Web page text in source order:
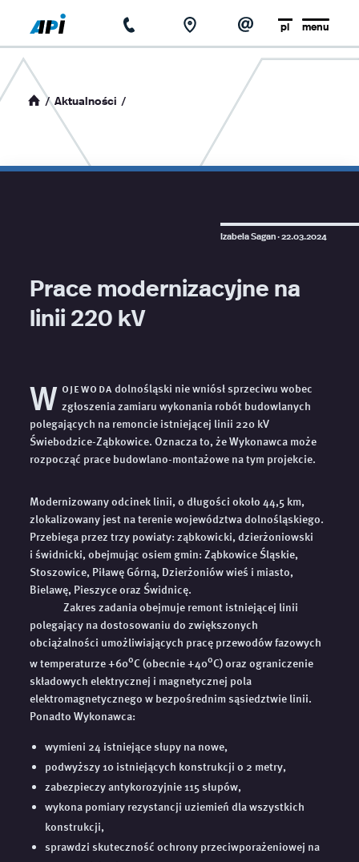
menu
pl
strona główna
aktualności
Aktualności
Izabela Sagan ·22.03.2024
Prace modernizacyjne na
linii 220 kV
W ojewoda dolnośląski nie wniósł sprzeciwu wobec
zgłoszenia zamiaru wykonania robót budowlanych
polegających na remoncie istniejącej linii 220 kV
Świebodzice-Ząbkowice. Oznacza to, że Wykonawca może
rozpocząć prace budowlano-montażowe na tym projekcie.
Modernizowany odcinek linii, o długości około 44,5 km,
zlokalizowany jest na terenie województwa dolnośląskiego.
Przebiega przez trzy powiaty: ząbkowicki, dzierżoniowski
i świdnicki, obejmując osiem gmin: Ząbkowice Śląskie,
Stoszowice, Piławę Górną, Dzierżoniów wieś i miasto,
Bielawę, Pieszyce oraz Świdnicę.
Zakres zadania obejmuje remont istniejącej linii
polegający na dostosowaniu do zwiększonych
obciążalności umożliwiających pracę przewodów fazowych
w temperaturze +60oC (obecnie +40oC) oraz ograniczenie
składowych elektrycznej i magnetycznej pola
elektromagnetycznego w bezpośrednim sąsiedztwie linii.
Ponadto Wykonawca:
wymieni 24 istniejące słupy na nowe,
podwyższy 10 istniejących konstrukcji o 2 metry,
zabezpieczy antykorozyjnie 115 słupów,
wykona pomiary rezystancji uziemień dla wszystkich
konstrukcji,
sprawdzi skuteczność ochrony przeciwporażeniowej na